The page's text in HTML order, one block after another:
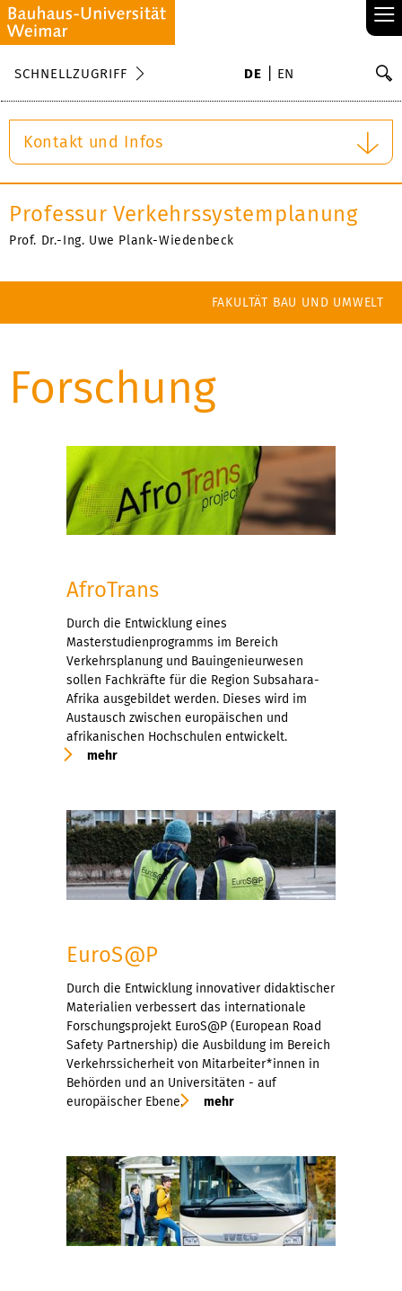
≡
SCHNELLZUGRIFF DE EN
Kontakt und Infos
Professur Verkehrssystemplanung
Prof. Dr.-Ing. Uwe Plank-Wiedenbeck
FAKULTÄT BAU UND UMWELT
Forschung
AfroTrans
Durch die Entwicklung eines
Masterstudienprogramms im Bereich
Verkehrsplanung und Bauingenieurwesen
sollen Fachkräfte für die Region Subsahara-
Afrika ausgebildet werden. Dieses wird im
Austausch zwischen europäischen und
afrikanischen Hochschulen entwickelt.
mehr
EuroS@P
Durch die Entwicklung innovativer didaktischer
Materialien verbessert das internationale
Forschungsprojekt EuroS@P (European Road
Safety Partnership) die Ausbildung im Bereich
Verkehrssicherheit von Mitarbeiter*innen in
Behörden und an Universitäten - auf
europäischer Ebene.
mehr